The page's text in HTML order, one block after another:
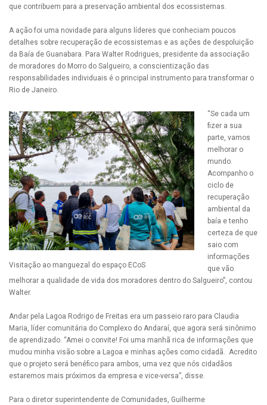
que contribuem para a preservação ambiental dos ecossistemas.
A ação foi uma novidade para alguns líderes que conheciam poucos
detalhes sobre recuperação de ecossistemas e as ações de despoluição
da Baía de Guanabara. Para Walter Rodrigues, presidente da associação
de moradores do Morro do Salgueiro, a conscientização das
responsabilidades individuais é o principal instrumento para transformar o
Rio de Janeiro.
Visitação ao manguezal do espaço ECoS
“Se cada um
fizer a sua
parte, vamos
melhorar o
mundo.
Acompanho o
ciclo de
recuperação
ambiental da
baía e tenho
certeza de que
saio com
informações
que vão
melhorar a qualidade de vida dos moradores dentro do Salgueiro”, contou
Walter.
Andar pela Lagoa Rodrigo de Freitas era um passeio raro para Claudia
Maria, líder comunitária do Complexo do Andaraí, que agora será sinônimo
de aprendizado. “Amei o convite! Foi uma manhã rica de informações que
mudou minha visão sobre a Lagoa e minhas ações como cidadã. Acredito
que o projeto será benéfico para ambos, uma vez que nós cidadãos
estaremos mais próximos da empresa e vice-versa”, disse.
Para o diretor superintendente de Comunidades, Guilherme